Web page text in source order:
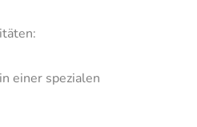
einer spezialen